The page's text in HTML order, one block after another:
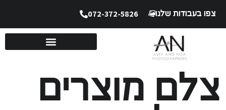
צפו בעבודות שלנו 072-372-5826
צלם מוצרים